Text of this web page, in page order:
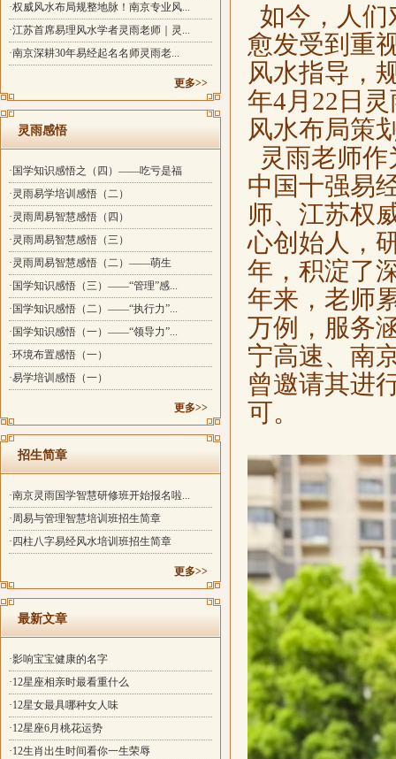
·权威风水布局规整地脉！南京专业风...
·江苏首席易理风水学者灵雨老师｜灵...
·南京深耕30年易经起名名师灵雨老...
更多>>
灵雨感悟
·国学知识感悟之（四）——吃亏是福
·灵雨易学培训感悟（二）
·灵雨周易智慧感悟（四）
·灵雨周易智慧感悟（三）
·灵雨周易智慧感悟（二）——萌生
·国学知识感悟（三）——“管理”感...
·国学知识感悟（二）——“执行力”...
·国学知识感悟（一）——“领导力”...
·环境布置感悟（一）
·易学培训感悟（一）
更多>>
招生简章
·南京灵雨国学智慧研修班开始报名啦...
·周易与管理智慧培训班招生简章
·四柱八字易经风水培训班招生简章
更多>>
最新文章
·影响宝宝健康的名字
·12星座相亲时最看重什么
·12星女最具哪种女人味
·12星座6月桃花运势
·12生肖出生时间看你一生荣辱
如今，人
愈发受到重
风水指导，
年4月22日
风水布局策
灵雨老师
中国十强易
师、江苏权
心创始人，
年，积淀了
年来，老师
万例，服务
宁高速、南
曾邀请其进
可。